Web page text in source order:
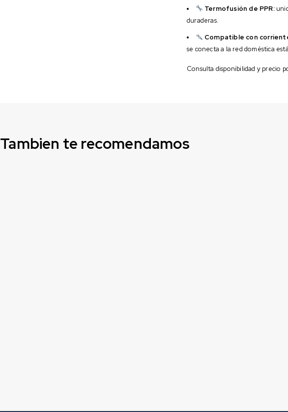
Termofusión de PPR:
duraderas.
Compatible con
se conecta a la red doméstica
Consulta disponibilidad y precio
Tambien te recomendamos